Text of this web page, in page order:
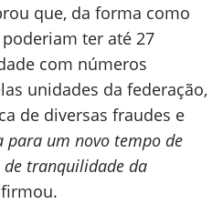
que, da forma como
ter até 27
com números
unidades da federação,
de diversas fraudes e
para um novo tempo de
de tranquilidade da